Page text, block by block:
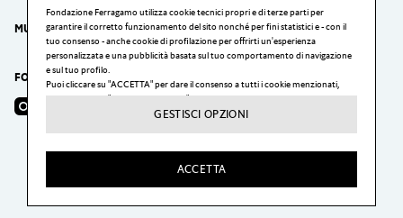
Fondazione Ferragamo utilizza cookie tecnici propri e di terze parti per
garantire il corretto funzionamento del sito nonché per fini statistici e - con il
tuo consenso - anche cookie di profilazione per offrirti un'esperienza
personalizzata e una pubblicità basata sul tuo comportamento di navigazione
e sul tuo profilo.
Puoi cliccare su "ACCETTA" per dare il consenso a tutti i cookie menzionati,
puoi cliccare su "GESTISCI OPZIONI" per configurare le tue scelte, o cliccare sul
pulsante "X" per rifiutare tutti i cookie oggetto del tuo consenso.
Per maggiori informazioni visita la nostra Privacy & Cookie Policy
GESTISCI OPZIONI
ACCETTA
MUSEO SALVATORE FERRAGAMO
FOLLOW US
2026Fondazione Ferragamo —